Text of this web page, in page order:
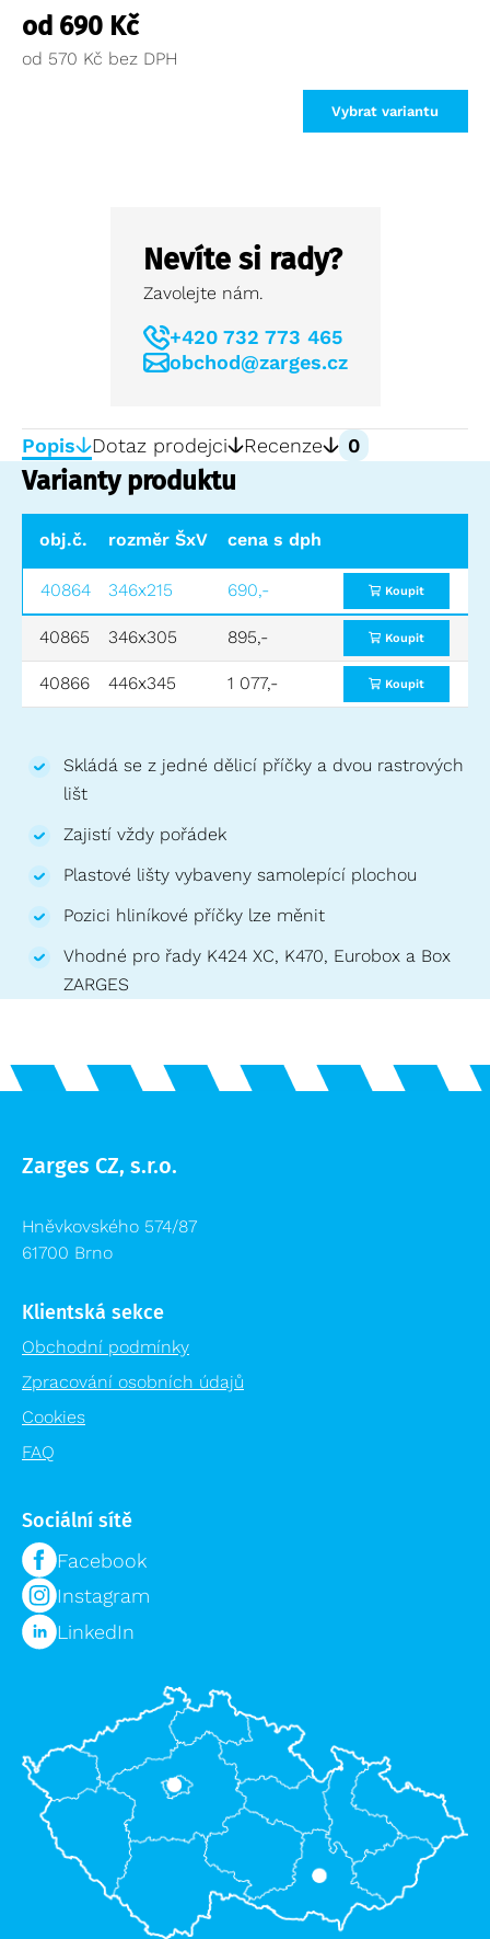
od 690 Kč
od 570 Kč
Vybrat variantu
Nevíte si rady?
Zavolejte nám.
+420 732 773 465
obchod@zarges.cz
Popis Dotaz prodejci Recenze 0
Varianty produktu
obj.č. rozměr ŠxV (mm) vhodné pro
cena s dph
40864 346x215 570,-
690,- Koupit
40865 346x305 40678, 40564 740,-
895,- Koupit
40866 446x345 40567 890,-
1 077,- Koupit
Skládá se z jedné dělicí příčky a dvou rastrových
lišt
Zajistí vždy pořádek
Plastové lišty vybaveny samolepící plochou
Pozici hliníkové příčky lze měnit
Vhodné pro řady K424 XC, K470, Eurobox a Box
ZARGES
Zarges CZ, s.r.o.
Hněvkovského 574/87
61700 Brno
Klientská sekce
Obchodní podmínky
Zpracování osobních údajů
Cookies
FAQ
Sociální sítě
Facebook
Instagram
LinkedIn